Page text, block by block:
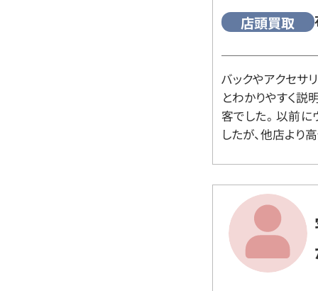
店頭買取
バックやアクセサ
とわかりやすく説
客でした。 以前
したが、他店より